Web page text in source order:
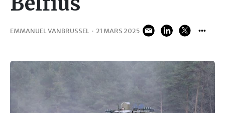
EMMANUEL VANBRUSSEL · 21 MARS 2025